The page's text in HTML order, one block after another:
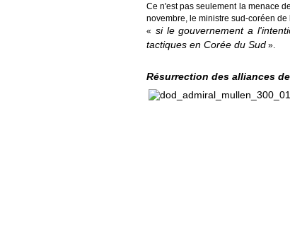
Ce n'est pas seulement la menace
novembre, le ministre sud-coréen
« si le gouvernement a
tactiques en Corée du Sud ».
Résurrection des alliances